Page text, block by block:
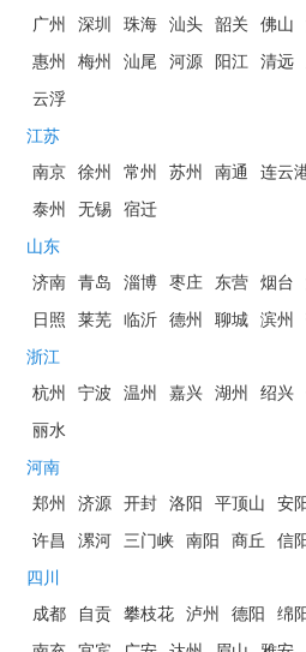
广州 深圳 珠海 汕头 韶关 佛山
惠州 梅州 汕尾 河源 阳江 清远
云浮
江苏
南京 徐州 常州 苏州 南通 连云
泰州 无锡 宿迁
山东
济南 青岛 淄博 枣庄 东营 烟台
日照 莱芜 临沂 德州 聊城 滨州
浙江
杭州 宁波 温州 嘉兴 湖州 绍兴
丽水
河南
郑州 济源 开封 洛阳 平顶山 安
许昌 漯河 三门峡 南阳 商丘 信
四川
成都 自贡 攀枝花 泸州 德阳 绵